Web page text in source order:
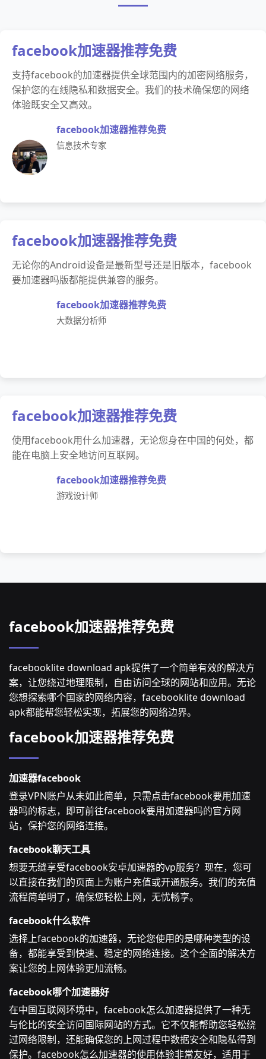
facebook加速器推荐免费
支持facebook的加速器提供全球范围内的加密网络服务，
保护您的在线隐私和数据安全。我们的技术确保您的网络
体验既安全又高效。
facebook加速器推荐免费
信息技术专家
facebook加速器推荐免费
无论你的Android设备是最新型号还是旧版本，facebook
要加速器吗版都能提供兼容的服务。
facebook加速器推荐免费
大数据分析师
facebook加速器推荐免费
使用facebook用什么加速器，无论您身在中国的何处，都
能在电脑上安全地访问互联网。
facebook加速器推荐免费
游戏设计师
facebook加速器推荐免费
facebooklite download apk提供了一个简单有效的解决方
案，让您绕过地理限制，自由访问全球的网站和应用。无论
您想探索哪个国家的网络内容，facebooklite download
apk都能帮您轻松实现，拓展您的网络边界。
facebook加速器推荐免费
加速器facebook
登录VPN账户从未如此简单，只需点击facebook要用加速
器吗的标志，即可前往facebook要用加速器吗的官方网
站，保护您的网络连接。
facebook聊天工具
想要无缝享受facebook安卓加速器的vp服务？现在，您可
以直接在我们的页面上为账户充值或开通服务。我们的充值
流程简单明了，确保您轻松上网，无忧畅享。
facebook什么软件
选择上facebook的加速器，无论您使用的是哪种类型的设
备，都能享受到快速、稳定的网络连接。这个全面的解决方
案让您的上网体验更加流畅。
facebook哪个加速器好
在中国互联网环境中，facebook怎么加速器提供了一种无
与伦比的安全访问国际网站的方式。它不仅能帮助您轻松绕
过网络限制，还能确保您的上网过程中数据安全和隐私得到
保护。facebook怎么加速器的使用体验非常友好，适用于